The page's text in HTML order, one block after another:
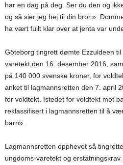
har en dag på deg. Ser du den og
og så sier jeg hei til din bror.»
ha vært fullt klar over at jenta var
Göteborg tingrett dømte Ezzuldeen
varetekt den 16. desember 2016,
på 140 000 svenske kroner, for
anket til lagmannsretten den 7. april
for voldtekt. Istedet for voldtekt mot
reklassifisert i lagmannsretten til å
barn».
Lagmannsretten opphevet så
ungdoms-varetekt og